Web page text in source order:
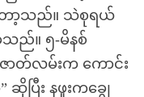
တော့သည်။ သဲစုရယ်
သည်။ ၅-မိနစ်
ာတ်လမ်းက ကောင်း
ပြီး နဖူးကချွေ